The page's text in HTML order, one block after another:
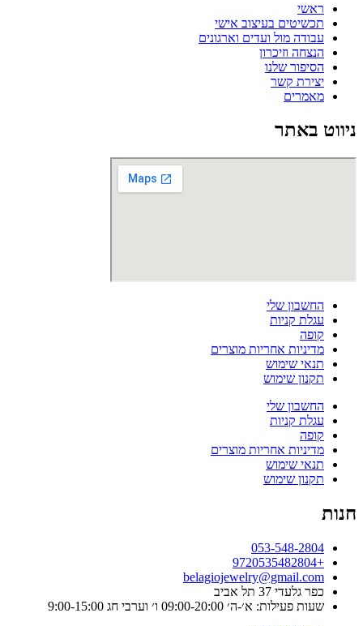
ראשי
תכשיטים בעיצוב אישי
עבודה מול ועדים וארגונים
הנצחה וזיכרון
הסיפור שלנו
יצירת קשר
מאמרים
ניווט באתר
החשבון שלי
עגלת קניות
קופה
מדיניות אחריות מוצרים
תנאי שימוש
תקנון שימוש
החשבון שלי
עגלת קניות
קופה
מדיניות אחריות מוצרים
תנאי שימוש
תקנון שימוש
חנות
053-548-2804
+9720535482804
belagiojewelry@gmail.com
כפר גלעדי 37 תל אביב
שעות פעילות: א׳-ה׳ 09:00-20:00 ו׳ וערבי חג 9:00-15:00